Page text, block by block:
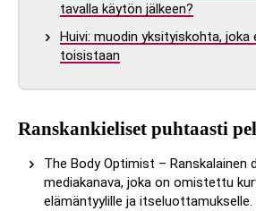
tavalla käytön jälkeen?
Huivi: muodin yksityiskohta,
toisistaan
Ranskankieliset puhtaasti
The Body Optimist – Ranskalainen
mediakanava, joka on omistettu
elämäntyylille ja